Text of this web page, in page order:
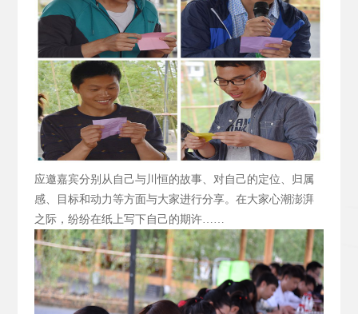
应邀嘉宾分别从自己与川恒的故事、对自己的定位、归属
感、目标和动力等方面与大家进行分享。在大家心潮澎湃
之际，纷纷在纸上写下自己的期许……